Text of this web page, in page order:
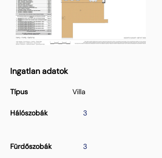
Ingatlan adatok
Típus
Hálószobák
Villa
3
Fürdőszobák 3